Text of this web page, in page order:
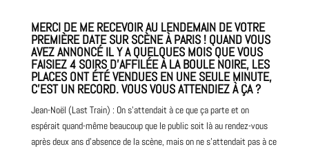
MERCI DE ME RECEVOIR AU LENDEMAIN DE VOTRE
PREMIÈRE DATE SUR SCÈNE À PARIS ! QUAND VOUS
AVEZ ANNONCÉ IL Y A QUELQUES MOIS QUE VOUS
FAISIEZ 4 SOIRS D’AFFILÉE À LA BOULE NOIRE, LES
PLACES ONT ÉTÉ VENDUES EN UNE SEULE MINUTE,
C’EST UN RECORD. VOUS VOUS ATTENDIEZ À ÇA ?
Jean-Noël (Last Train) : On s’attendait à ce que ça parte et on
espérait quand-même beaucoup que le public soit là au rendez-vous
après deux ans d’absence de la scène, mais on ne s’attendait pas à ce